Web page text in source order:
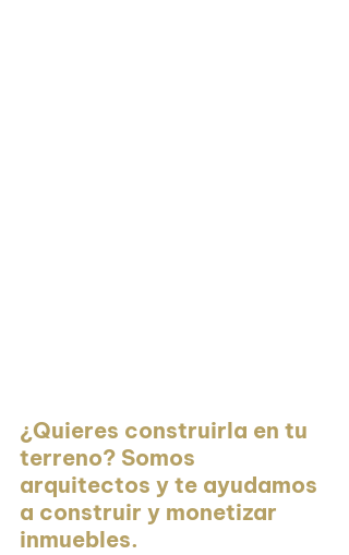
¿Quieres construirla en tu
terreno? Somos
arquitectos y te ayudamos
a construir y monetizar
inmuebles.